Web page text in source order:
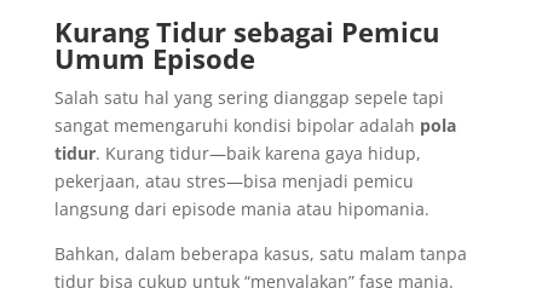
Kurang Tidur sebagai Pemicu
Umum Episode
Salah satu hal yang sering dianggap sepele tapi
sangat memengaruhi kondisi bipolar adalah pola
tidur. Kurang tidur—baik karena gaya hidup,
pekerjaan, atau stres—bisa menjadi pemicu
langsung dari episode mania atau hipomania.
Bahkan, dalam beberapa kasus, satu malam tanpa
tidur bisa cukup untuk “menyalakan” fase mania.